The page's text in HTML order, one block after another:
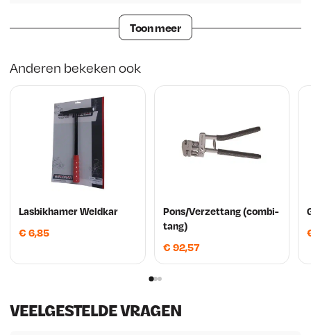
Toon meer
Anderen bekeken ook
Lasbikhamer Weldkar
€ 6,85
Pons/Verzettang (combi-
tang)
€ 92,57
VEELGESTELDE VRAGEN